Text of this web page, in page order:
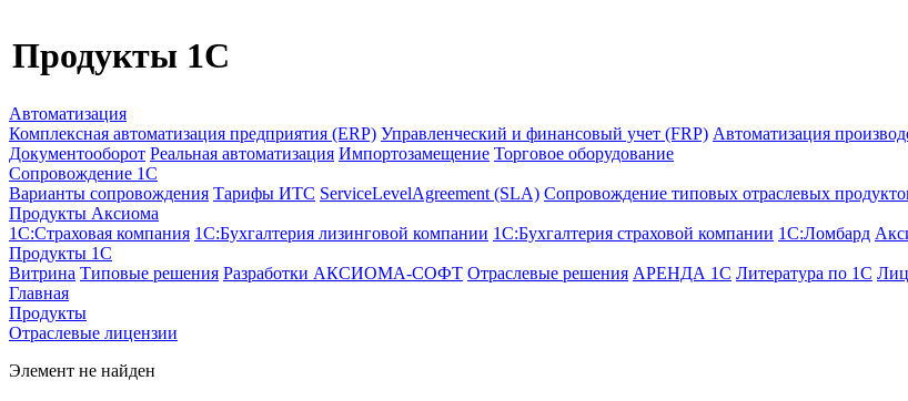
Продукты 1C
Автоматизация
Комплексная автоматизация предприятия (ERP) Управленческий и финансовый учет (FRP) Автоматизация
Документооборот Реальная автоматизация Импортозамещение Торговое оборудование
Сопровождение 1С
Варианты сопровождения Тарифы ИТС ServiceLevelAgreement (SLA) Сопровождение типовых отраслевых
Продукты Аксиома
1С:Страховая компания 1С:Бухгалтерия лизинговой компании 1С:Бухгалтерия страховой компании 1С:Ломбард
Продукты 1С
Витрина Типовые решения Разработки АКСИОМА-СОФТ Отраслевые решения АРЕНДА 1С Литература по 1С
Главная
Продукты
Отраслевые лицензии
Элемент не найден